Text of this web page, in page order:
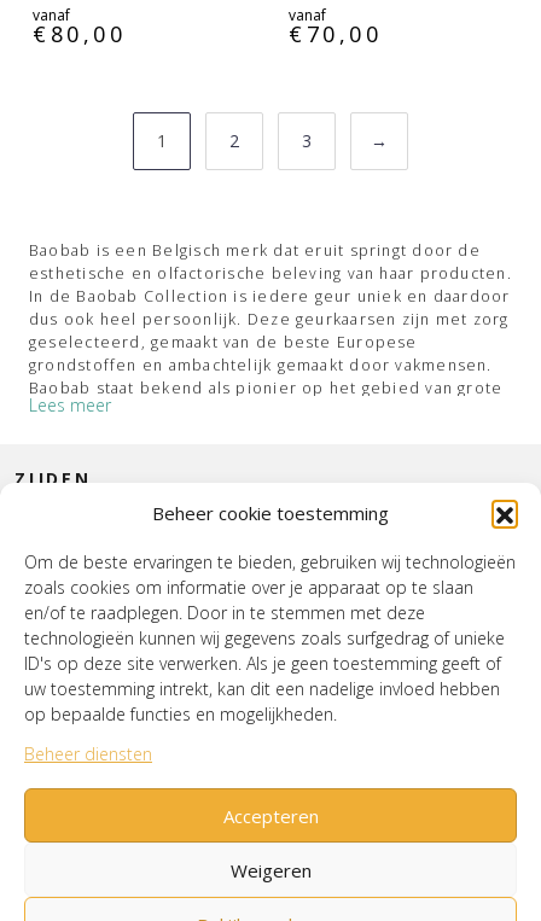
Beheer cookie toestemming
Om de beste ervaringen te bieden, gebruiken wij technologieën
zoals cookies om informatie over je apparaat op te slaan
en/of te raadplegen. Door in te stemmen met deze
technologieën kunnen wij gegevens zoals surfgedrag of unieke
ID's op deze site verwerken. Als je geen toestemming geeft of
uw toestemming intrekt, kan dit een nadelige invloed hebben
op bepaalde functies en mogelijkheden.
Beheer diensten
Accepteren
Weigeren
vanaf
€ 80,00
vanaf
€ 70,00
1 2 3 →
Baobab is een Belgisch merk dat eruit springt door de
esthetische en olfactorische beleving van haar producten.
In de Baobab Collection is iedere geur uniek en daardoor
dus ook heel persoonlijk. Deze geurkaarsen zijn met zorg
geselecteerd, gemaakt van de beste Europese
grondstoffen en ambachtelijk gemaakt door vakmensen.
Baobab staat bekend als pionier op het gebied van grote
kaarsen met meerdere lonten, met een permanente
EUROPEES VAKMANSCHAP
Baobab kaarsen komen van de Belgische tekentafel en
worden handgemaakt door de meest gespecialiseerde
ambachtslieden in Europa. Zo wordt het glas
mondgeblazen in Polen en worden de wieken uit
hoogwaardig katoen gemaakt in Duitsland. De minerale
was, geroemd om zijn geweldige brandkwaliteit, krijgt in
het Franse Grasse een fenomenaal parfum. Verder
bestaat de was voor meer dan 90 procent uit
geraffineerde paraffine. Dit maakt de Baobab geurkaarsen
beter voor het milieu en de gezondheid dan kaarsen van
Lees meer
HOUSE OF WURPEL
OPENINGSTIJDEN
ZIJDEN
INTERIEUR
Verzenden & RetournerenCookiebeleid (EU)
Mijn account